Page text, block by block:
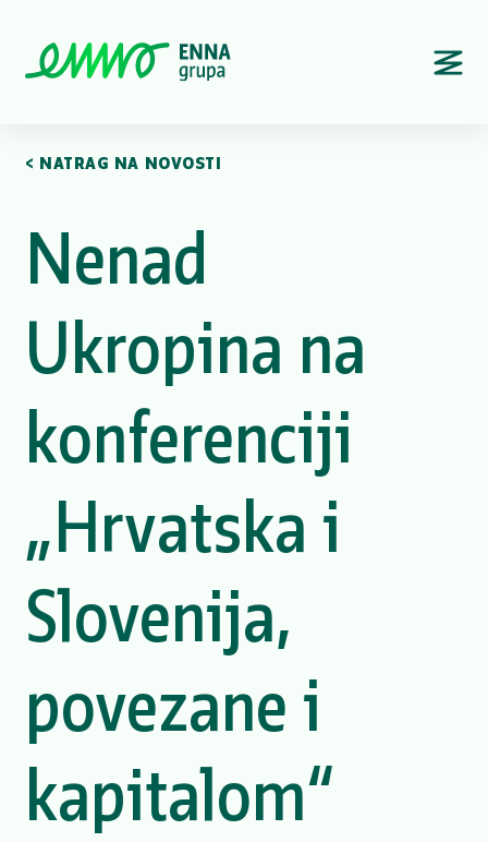
< NATRAG NA NOVOSTI
Nenad
Ukropina na
konferenciji
„Hrvatska i
Slovenija,
povezane i
kapitalom“